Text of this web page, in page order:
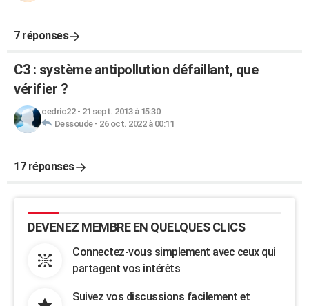
7 réponses
C3 : système antipollution défaillant, que
vérifier ?
cedric22- 21 sept. 2013 à 15:30
Dessoude- 26 oct. 2022 à 00:11
17 réponses
DEVENEZ MEMBRE EN QUELQUES CLICS
Connectez-vous simplement avec ceux qui
partagent vos intérêts
Suivez vos discussions facilement et